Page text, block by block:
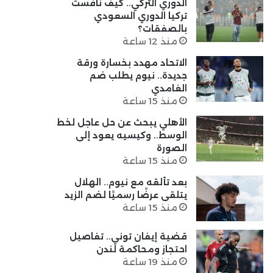
الدوري التركي.. كيف نافست
تركيا الدوري السعودي
بالصفقات؟
منذ 12 ساعة
الاتحاد مهدد بخسارة ورقة
جديدة.. نيوم يطلب ضم
الغامدي
منذ 15 ساعة
الأهلي يبحث عن حل عاجل لخط
الوسط.. وكيسيه يعود إلى
الصورة
منذ 15 ساعة
بعد تألقه مع نيوم.. الهلال
يتلقى عرضًا رسميًا لضم الزيد
منذ 15 ساعة
قضية إيفان توني.. تفاصيل
احتجاز ومحاكمة لندن
منذ 19 ساعة